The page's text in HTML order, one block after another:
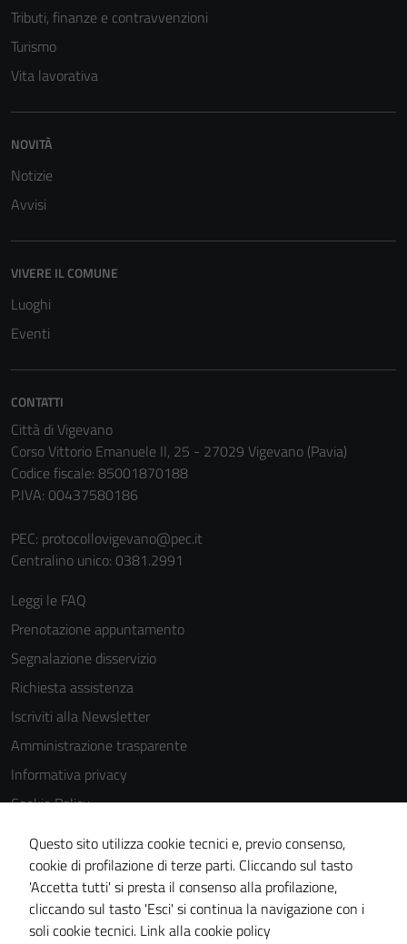
Tributi, finanze e contravvenzioni
Turismo
Vita lavorativa
NOVITÀ
Notizie
Avvisi
VIVERE IL COMUNE
Luoghi
Eventi
CONTATTI
Città di Vigevano
Corso Vittorio Emanuele II, 25 - 27029 Vigevano (Pavia)
Codice fiscale: 85001870188
P.IVA: 00437580186
PEC: protocollovigevano@pec.it
Centralino unico: 0381.2991
Leggi le FAQ
Prenotazione appuntamento
Segnalazione disservizio
Richiesta assistenza
Iscriviti alla Newsletter
Amministrazione trasparente
Informativa privacy
Cookie Policy
Media policy
Note legali
Dichiarazione di accessibilità
Piano di miglioramento del sito
Questo sito utilizza cookie tecnici e, previo consenso,
cookie di profilazione di terze parti. Cliccando sul tasto
'Accetta tutti' si presta il consenso alla profilazione,
cliccando sul tasto 'Esci' si continua la navigazione con i
soli cookie tecnici. Link alla cookie policy